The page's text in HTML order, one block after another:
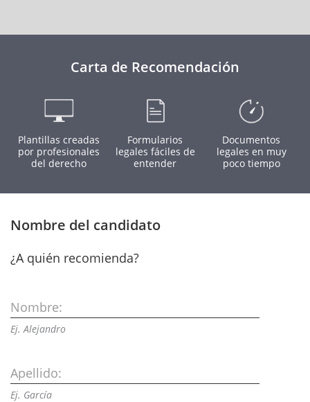
Carta de Recomendación
Plantillas creadas
por profesionales
del derecho
Formularios
legales fáciles de
entender
Documentos
legales en muy
poco tiempo
Nombre del candidato
¿A quién recomienda?
Nombre:
Ej. Alejandro
Apellido:
Ej. García